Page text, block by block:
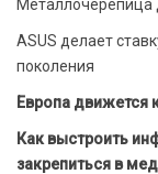
Металлочерепица
ASUS делает
поколения
Европа движется
Как выстроить
закрепиться в